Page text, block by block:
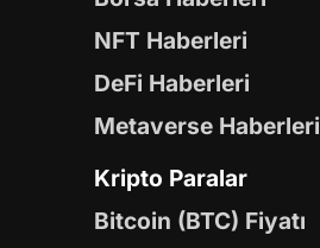
NFT Haberleri
DeFi Haberleri
Metaverse Haberleri
Kripto Paralar
Bitcoin (BTC) Fiyatı